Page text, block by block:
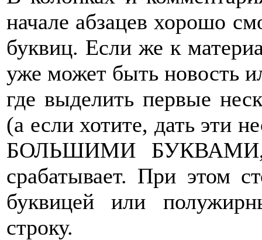
начале абзацев хорошо
буквиц. Если же к
уже может быть новость
где выделить первые
(а если хотите, дать
БОЛЬШИМИ БУКВАМИ,
срабатывает. При этом
буквицей или
строку.